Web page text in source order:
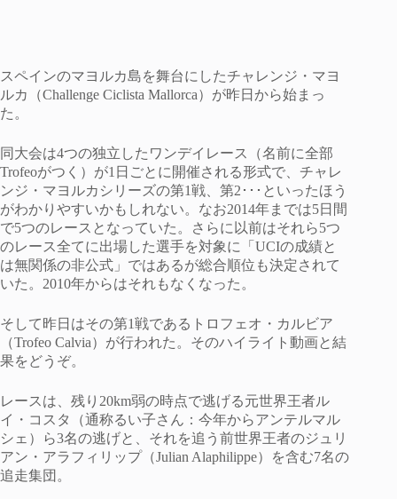
スペインのマヨルカ島を舞台にしたチャレンジ・マヨ
ルカ（Challenge Ciclista Mallorca）が昨日から始まっ
た。
同大会は4つの独立したワンデイレース（名前に全部
Trofeoがつく）が1日ごとに開催される形式で、チャレ
ンジ・マヨルカシリーズの第1戦、第2･･･といったほう
がわかりやすいかもしれない。なお2014年までは5日間
で5つのレースとなっていた。さらに以前はそれら5つ
のレース全てに出場した選手を対象に「UCIの成績と
は無関係の非公式」ではあるが総合順位も決定されて
いた。2010年からはそれもなくなった。
そして昨日はその第1戦であるトロフェオ・カルビア
（Trofeo Calvia）が行われた。そのハイライト動画と結
果をどうぞ。
レースは、残り20km弱の時点で逃げる元世界王者ル
イ・コスタ（通称るい子さん：今年からアンテルマル
シェ）ら3名の逃げと、それを追う前世界王者のジュリ
アン・アラフィリップ（Julian Alaphilippe）を含む7名の
追走集団。